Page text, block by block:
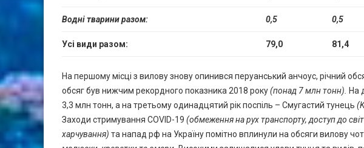
Водні тварини разом: 0,5 0,5
Усі види разом: 79,0 81,4
На першому місці з вилову знову опинився перуанський анчоус, річний
обсяг був нижчим рекордного показника 2018 року(понад 7 млн тонн). На
3,3 млн тонн, а на третьому одинадцятий рік поспіль – Смугастий тунець
Заходи стримування COVID-19 (обмеження на рух транспорту, доступдо
харчування) та напад рф на Україну помітно вплинули на обсяги вилову